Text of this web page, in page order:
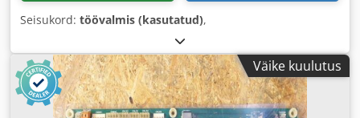
Seisukord: töövalmis (kasutatud),
Väike kuulutus